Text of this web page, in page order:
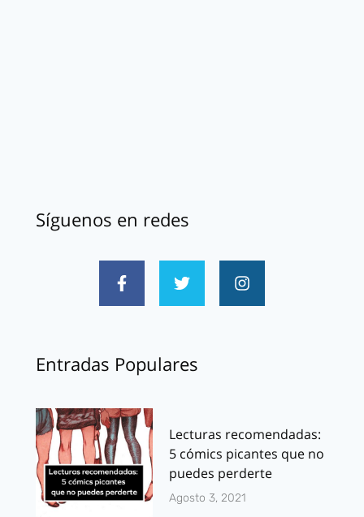
Síguenos en redes
Entradas Populares
Lecturas recomendadas:
5 cómics picantes que no
puedes perderte
Agosto 3, 2021